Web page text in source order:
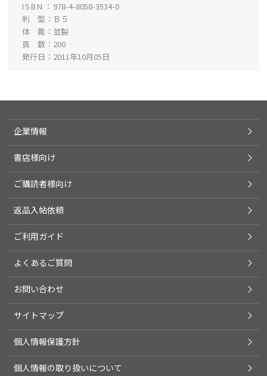
ISBN
978-4-8058-3534-0
判 型
Ｂ５
体 裁
並製
頁 数
200
発行日
2011年10月05日
企業情報
書店様向け
ご購読者様向け
返品入帖依頼
ご利用ガイド
よくあるご質問
お問い合わせ
サイトマップ
個人情報保護方針
個人情報の取り扱いについて